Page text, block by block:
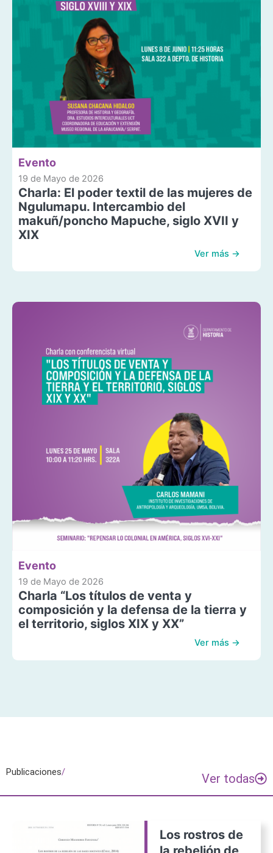
Evento
19 de Mayo de 2026
Charla: El poder textil de las mujeres de
Ngulumapu. Intercambio del
makuñ/poncho Mapuche, siglo XVII y
XIX
Ver más →
Evento
19 de Mayo de 2026
Charla “Los títulos de venta y
composición y la defensa de la tierra y
el territorio, siglos XIX y XX”
Ver más →
Publicaciones/ Ver todas
Los rostros de